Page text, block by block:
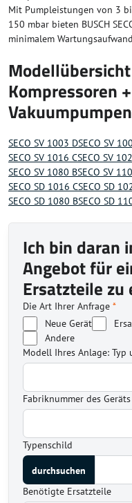
Mit Pumpleistungen von 3
150 mbar bieten BUSCH
minimalem
Kompressoren
Vakuumpumpen
SECO SV 1003 DSECO SV
SECO SV 1016 CSECO SV
SECO SV 1080 BSECO SV
SECO SD 1016 CSECO SD
SECO SD 1080 BSECO SD
Ich bin daran
Angebot für
Ersatzteile
Die Art Ihrer Anfrage *
Neue Gerät
Andere
Modell Ihres Anlage: Typ
Fabriknummer des
Typenschild
Benötigte Ersatzteile